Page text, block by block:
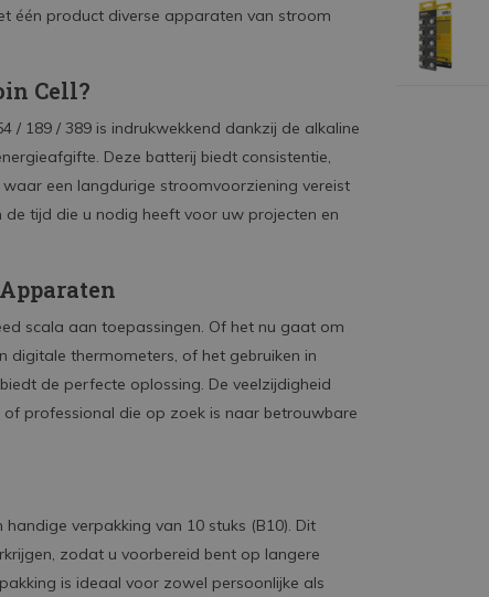
één product diverse apparaten van stroom
Cell?
/ 189 / 389 is indrukwekkend dankzij de alkaline
Deze batterij biedt consistentie,
een langdurige stroomvoorziening vereist
tijd die u nodig heeft voor uw projecten en
scala aan toepassingen. Of het nu gaat om
digitale thermometers, of het gebruiken in
de perfecte oplossing. De veelzijdigheid
professional die op zoek is naar betrouwbare
verpakking van 10 stuks (B10). Dit
zodat u voorbereid bent op langere
is ideaal voor zowel persoonlijke als